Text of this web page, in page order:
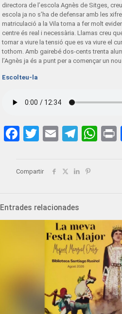
directora de l’escola Agnès de Sitges,
escola ja no s’ha de defensar amb les
matriculació a la Vila torna a fer molt
centre és real i necessària. Llamas creu
tornar a viure la tensió que es va viure el
tothom. Amb gairebé dos-cents trenta
l’Agnès ja és a punt per a començar un
Escolteu-la
Facebook
Twitter
Email
Compartir
Entrades relacionades